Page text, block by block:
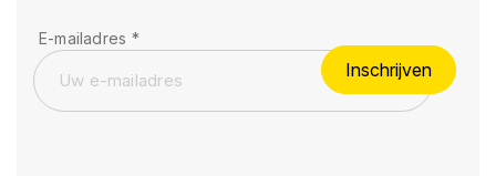
E-mailadres *
Inschrijven